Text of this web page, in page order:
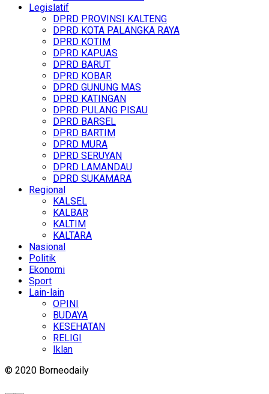
Legislatif
DPRD PROVINSI KALTENG
DPRD KOTA PALANGKA RAYA
DPRD KOTIM
DPRD KAPUAS
DPRD BARUT
DPRD KOBAR
DPRD GUNUNG MAS
DPRD KATINGAN
DPRD PULANG PISAU
DPRD BARSEL
DPRD BARTIM
DPRD MURA
DPRD SERUYAN
DPRD LAMANDAU
DPRD SUKAMARA
Regional
KALSEL
KALBAR
KALTIM
KALTARA
Nasional
Politik
Ekonomi
Sport
Lain-lain
OPINI
BUDAYA
KESEHATAN
RELIGI
Iklan
© 2020 Borneodaily